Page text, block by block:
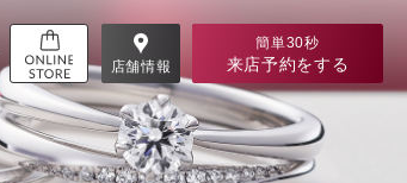
店舗情報
簡単30秒
来店予約をする